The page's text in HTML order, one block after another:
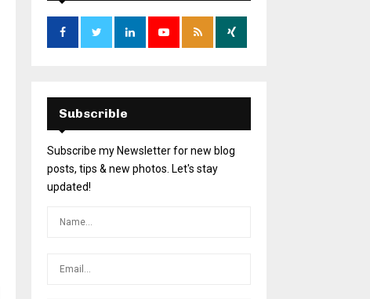
Subscrible
Subscribe my Newsletter for new blog
posts, tips & new photos. Let's stay
updated!